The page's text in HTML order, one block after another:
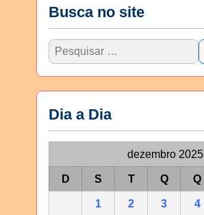
Busca no site
Dia a Dia
dezembro 2025
D S T Q Q
1 2 3 4